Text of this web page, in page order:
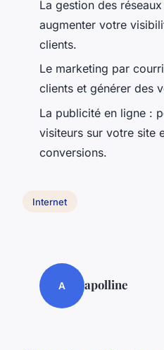
La gestion des
augmenter votre
clients.
Le marketing par
clients et générer des
La publicité en ligne :
visiteurs sur votre site
conversions.
Internet
A apolline